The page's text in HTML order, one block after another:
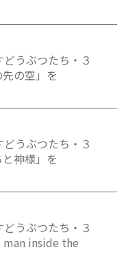
うぶつたち・３
の空」を
うぶつたち・３
神様」を
うぶつたち・３
man inside the